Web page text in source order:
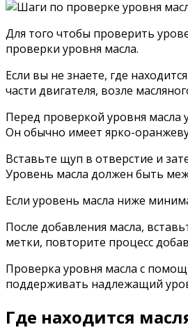
Для того чтобы проверить
проверки уровня масла.
Если вы не знаете, где
части двигателя, возле
Перед проверкой уровня масла
Он обычно имеет ярко-
Вставьте щуп в отверстие и
Уровень масла должен быть
Если уровень масла ниже
После добавления масла,
метки, повторите процесс
Проверка уровня масла с
поддерживать надлежащий
Где находится